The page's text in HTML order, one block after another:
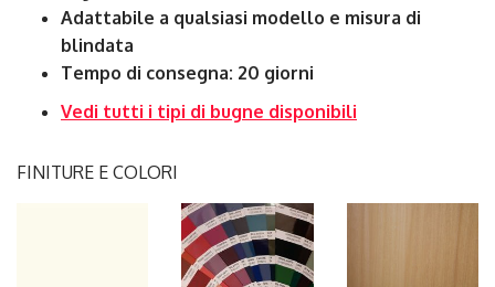
Adattabile a qualsiasi modello e misura di
blindata
Tempo di consegna: 20 giorni
Vedi tutti i tipi di bugne disponibili
FINITURE E COLORI